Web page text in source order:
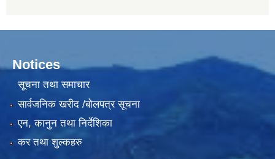
Notices
सूचना तथा समाचार
सार्वजनिक खरीद /बोलपत्र सूचना
एन, कानुन तथा निर्देशिका
कर तथा शुल्कहरु